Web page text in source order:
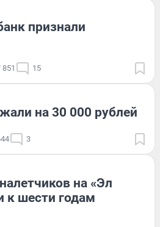
признали
851 15
на 30 000 рублей
3
на «Эл
к шести годам